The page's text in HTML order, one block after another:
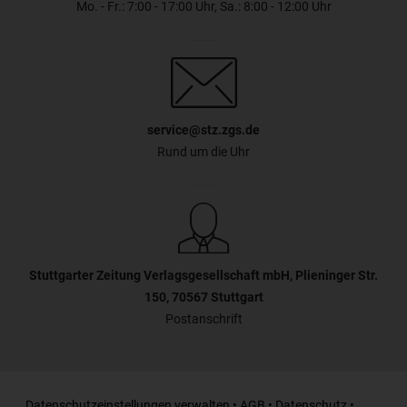
Mo. - Fr.: 7:00 - 17:00 Uhr, Sa.: 8:00 - 12:00 Uhr
service@stz.zgs.de
Rund um die Uhr
Stuttgarter Zeitung Verlagsgesellschaft mbH, Plieninger Str.
150, 70567 Stuttgart
Postanschrift